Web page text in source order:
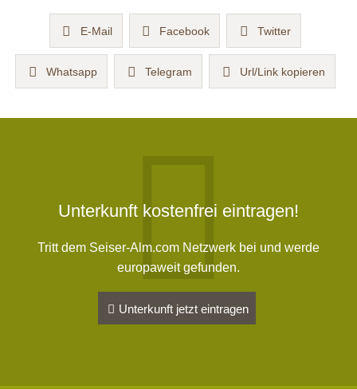
E-Mail Facebook Twitter
Whatsapp Telegram Url/Link kopieren
Unterkunft kostenfrei eintragen!
Tritt dem Seiser-Alm.com Netzwerk bei und werde
europaweit gefunden.
Unterkunft jetzt eintragen